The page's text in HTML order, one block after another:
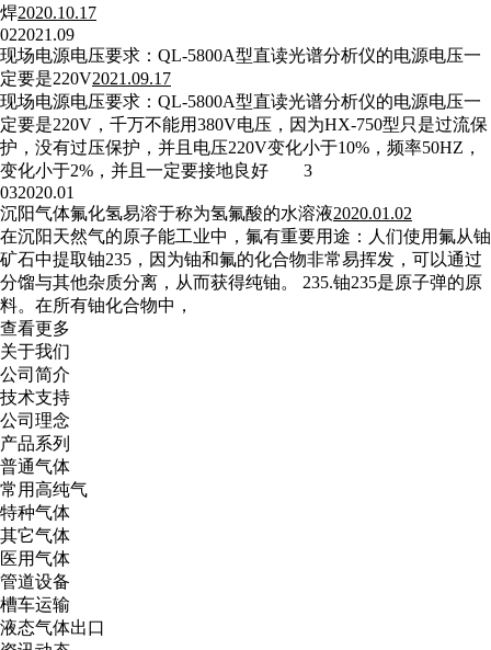
焊2020.10.17
022021.09
现场电源电压要求：QL-5800A型直读光谱分析仪的电源电压一
定要是220V2021.09.17
现场电源电压要求：QL-5800A型直读光谱分析仪的电源电压一
定要是220V，千万不能用380V电压，因为HX-750型只是过流保
护，没有过压保护，并且电压220V变化小于10%，频率50HZ，
变化小于2%，并且一定要接地良好 3
032020.01
沉阳气体氟化氢易溶于称为氢氟酸的水溶液2020.01.02
在沉阳天然气的原子能工业中，氟有重要用途：人们使用氟从铀
矿石中提取铀235，因为铀和氟的化合物非常易挥发，可以通过
分馏与其他杂质分离，从而获得纯铀。 235.铀235是原子弹的原
料。在所有铀化合物中，
查看更多
关于我们
公司简介
技术支持
公司理念
产品系列
普通气体
常用高纯气
特种气体
其它气体
医用气体
管道设备
槽车运输
液态气体出口